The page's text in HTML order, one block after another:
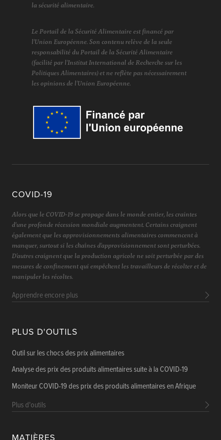
la sécurité alimentaire.
Le Portail de la Sécurité Alimentaire est financé par
l'Union Européenne. Son contenu relève de la seule
responsabilité du Portail de la Sécurité Alimentaire
(facilité par l'Institut International de Recherche sur les
Politiques Alimentaires) et ne reflète pas nécessairement
les opinions de l'Union Européenne.
PLUS D'OUTILS
Outil sur les chocs des prix alimentaires
Analyse des prix des produits alimentaires suite à la COVID-19
Moniteur COVID-19 des prix des produits alimentaires en Afrique
Plus d'outils
MATIÈRES
COVID-19
Alors que le COVID-19 se propage dans le monde entier, les craintes
d'une profonde récession mondiale augmentent. Certains craignent
également que les approvisionnements alimentaires commencent à
manquer, surtout si les chaînes d'approvisionnement sont perturbées.
D'autres craignent que la production agricole ne soit perturbée par des
mesures de confinement qui empêchent les travailleurs de récolter et de
manipuler les récoltes.
Apprendre encore plus